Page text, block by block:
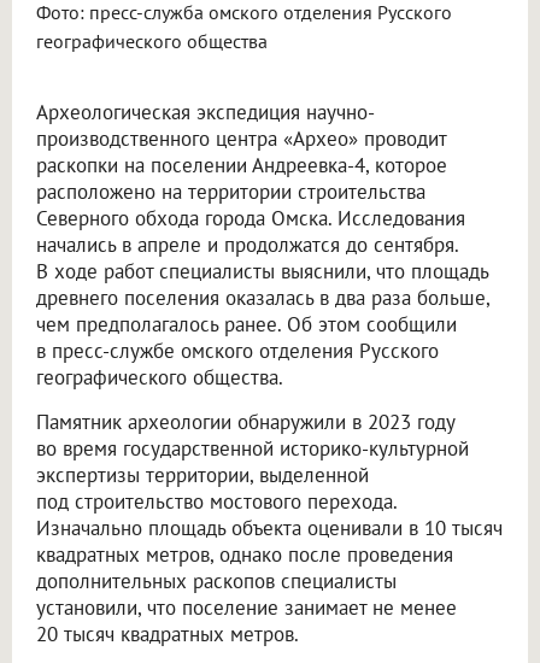
Фото: пресс-служба омского отделения Русского
географического общества
Археологическая экспедиция научно-
производственного центра «Архео» проводит
раскопки на поселении Андреевка-4, которое
расположено на территории строительства
Северного обхода города Омска. Исследования
начались в апреле и продолжатся до сентября.
В ходе работ специалисты выяснили, что площадь
древнего поселения оказалась в два раза больше,
чем предполагалось ранее. Об этом сообщили
в пресс-службе омского отделения Русского
географического общества.
Памятник археологии обнаружили в 2023 году
во время государственной историко-культурной
экспертизы территории, выделенной
под строительство мостового перехода.
Изначально площадь объекта оценивали в 10 тысяч
квадратных метров, однако после проведения
дополнительных раскопов специалисты
установили, что поселение занимает не менее
20 тысяч квадратных метров.